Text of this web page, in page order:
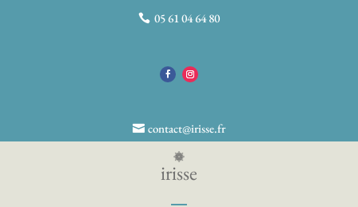
05 61 04 64 80
contact@irisse.fr
irisse